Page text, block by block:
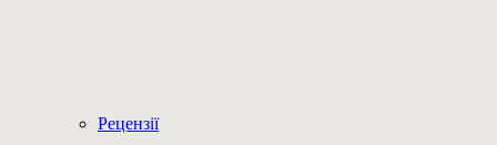
Рецензії